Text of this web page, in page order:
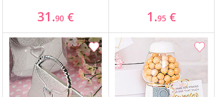
31.90 € 1.95 €